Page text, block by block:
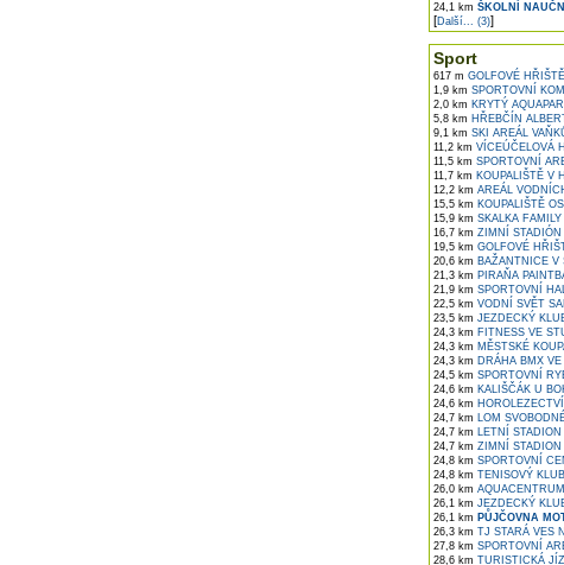
24,1 km ŠKOLNÍ
[Další... (3)]
Sport
617 m GOLFOVÉ
1,9 km SPORTOVNÍ
2,0 km KRYTÝ
5,8 km HŘEBČÍN
9,1 km SKI AREÁL
11,2 km VÍCEÚČELOVÁ
11,5 km SPORTOVNÍ
11,7 km KOUPALIŠTĚ V
12,2 km AREÁL
15,5 km KOUPALIŠTĚ
15,9 km SKALKA
16,7 km ZIMNÍ STADIÓN
19,5 km GOLFOVÉ
20,6 km BAŽANTNICE V
21,3 km PIRAŇA
21,9 km SPORTOVNÍ
22,5 km VODNÍ SVĚT
23,5 km JEZDECKÝ
24,3 km FITNESS VE
24,3 km MĚSTSKÉ
24,3 km DRÁHA BMX
24,5 km SPORTOVNÍ
24,6 km KALIŠČÁK U
24,6 km
24,7 km LOM
24,7 km LETNÍ
24,7 km ZIMNÍ
24,8 km SPORTOVNÍ
24,8 km TENISOVÝ
26,0 km
26,1 km JEZDECKÝ
26,1 km PŮJČOVNA
26,3 km TJ STARÁ VES
27,8 km SPORTOVNÍ
28,6 km TURISTICKÁ